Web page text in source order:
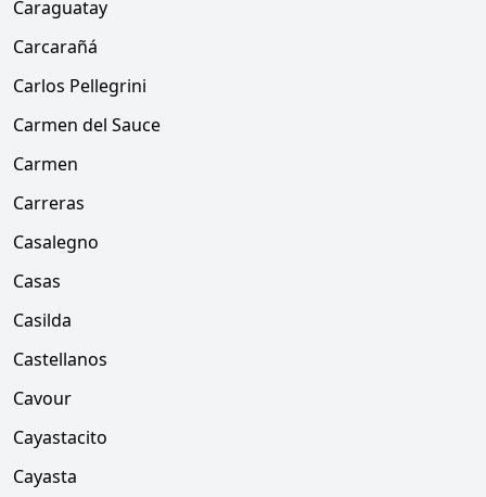
Caraguatay
Carcarañá
Carlos Pellegrini
Carmen del Sauce
Carmen
Carreras
Casalegno
Casas
Casilda
Castellanos
Cavour
Cayastacito
Cayasta